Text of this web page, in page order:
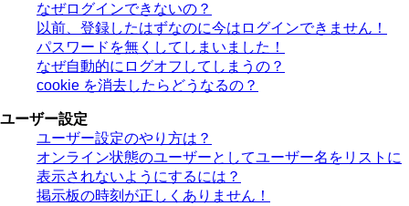
なぜログインできないの？
以前、登録したはずなのに今はログインできません！
パスワードを無くしてしまいました！
なぜ自動的にログオフしてしまうの？
cookie を消去したらどうなるの？
ユーザー設定
ユーザー設定のやり方は？
オンライン状態のユーザーとしてユーザー名をリストに
表示されないようにするには？
掲示板の時刻が正しくありません！